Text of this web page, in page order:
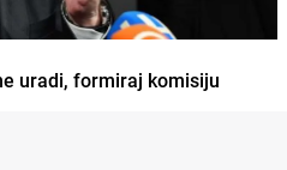
uradi, formiraj komisiju